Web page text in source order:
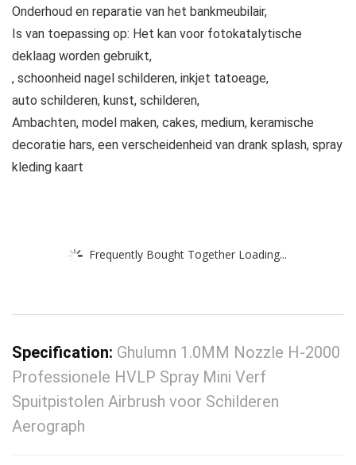
Onderhoud en reparatie van het bankmeubilair,
Is van toepassing op: Het kan voor fotokatalytische
deklaag worden gebruikt,
, schoonheid nagel schilderen, inkjet tatoeage,
auto schilderen, kunst, schilderen,
Ambachten, model maken, cakes, medium, keramische
decoratie hars, een verscheidenheid van drank splash, spray
kleding kaart
Frequently Bought Together Loading...
Specification: Ghulumn 1.0MM Nozzle H-2000
Professionele HVLP Spray Mini Verf
Spuitpistolen Airbrush voor Schilderen
Aerograph